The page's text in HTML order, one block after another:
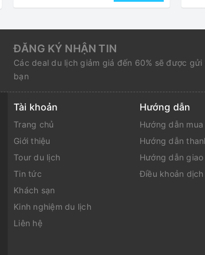
ĐĂNG KÝ NHẬN TIN
Các deal du lịch giảm giá đến 60% sẽ được gửi
bạn
Tài khoản
Trang chủ
Giới thiệu
Tour du lịch
Tin tức
Khách sạn
Kinh nghiệm du lịch
Liên hệ
Hướng dẫn
Hướng dẫn mua
Hướng dẫn
Hướng dẫn giao
Điều khoản dịch